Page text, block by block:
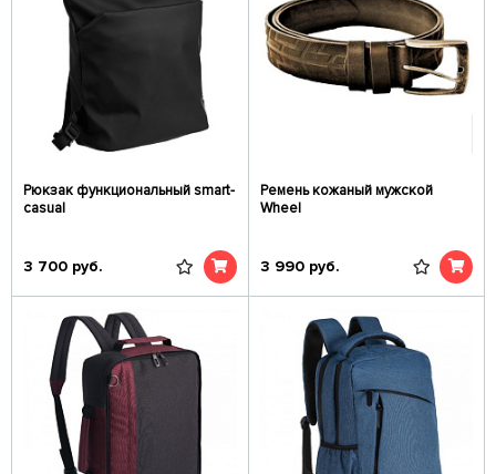
Рюкзак функциональный smart-
casual
3 700 руб.
Ремень кожаный мужской
Wheel
3 990 руб.